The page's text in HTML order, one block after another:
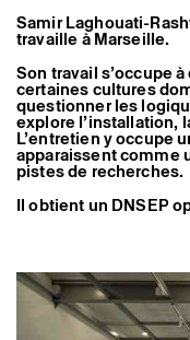
Les Nouveaux
Artistes résident·es et
Résident·es
Artistes associé·es
Hors-les-murs
Ancien·nes
Samir Laghouati-
travaille à Marseille.
Son travail s’occupe
certaines cultures
questionner les
explore l’installation,
L’entretien y occupe
apparaissent comme
pistes de recherches.
Il obtient un DNSEP